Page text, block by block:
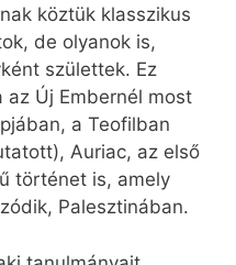
köztük klasszikus
de olyanok is,
születtek. Ez
Új Embernél most
a Teofilban
Auriac, az első
történet is, amely
Palesztinában.